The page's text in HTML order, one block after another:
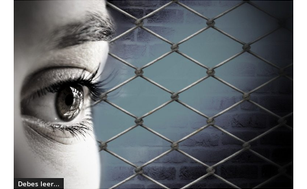
Debes leer...